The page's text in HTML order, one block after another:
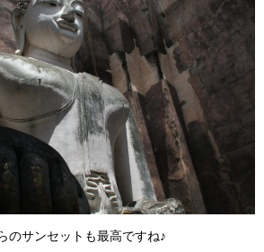
のサンセットも最高ですね♪